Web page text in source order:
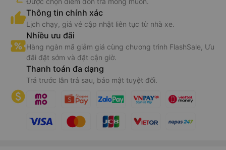
Thông tin chính xác
Lịch chạy, giá vé cập nhật liên tục từ nhà xe.
Nhiều ưu đãi
Hàng ngàn mã giảm giá cùng chương trình FlashSale, Ưu
đãi đặt sớm và đặt cận giờ.
Thanh toán đa dạng
Trả trước lẫn trả sau, bảo mật tuyệt đối.